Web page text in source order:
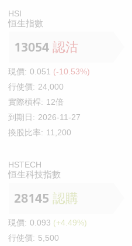
HSI
恒生指數
13054 認沽
現價: 0.051 (-10.53%)
行使價: 24,000
實際槓桿: 12倍
到期日: 2026-11-27
換股比率: 11,200
HSTECH
恒生科技指數
28145 認購
現價: 0.093 (+4.49%)
行使價: 5,500